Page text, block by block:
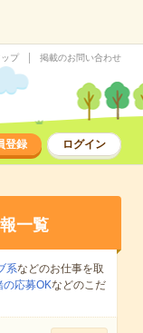
プ 掲載のお問い合わせ
登録 ログイン
一覧
系などのお仕事を取
の応募OKなどのこだ